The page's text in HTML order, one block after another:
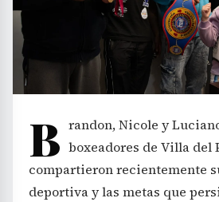
B randon, Nicole y
boxeadores de Villa del
compartieron recientemente
deportiva y las metas que